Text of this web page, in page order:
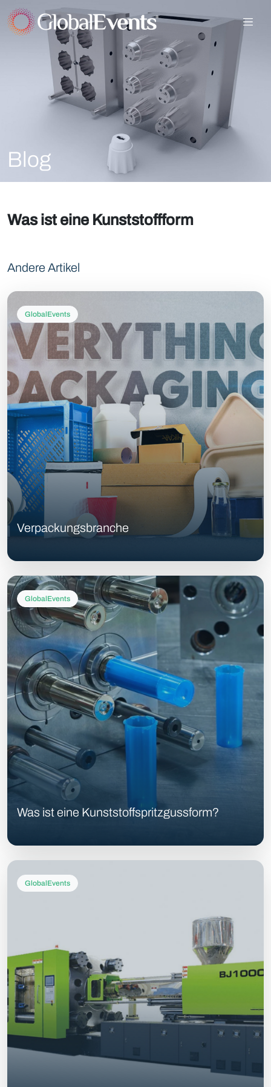
Blog
Was ist eine Kunststoffform
Andere Artikel
GlobalEvents
Verpackungsbranche
GlobalEvents
Was ist eine Kunststoffspritzgussform?
GlobalEvents